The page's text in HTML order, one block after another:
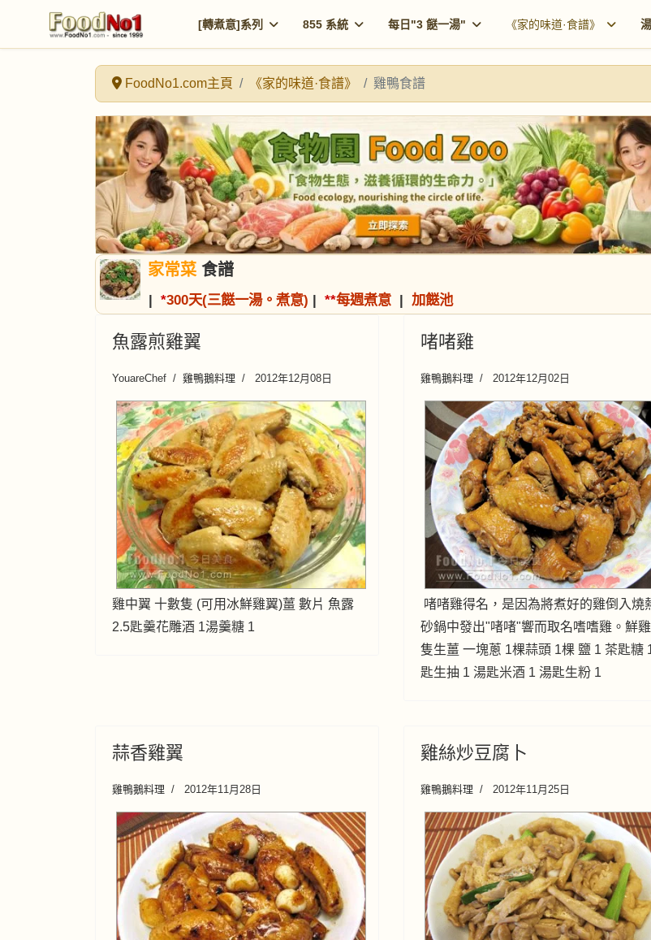
[轉煮意]系列 855 系統 每日"3 餸一湯" 《家的味道·食譜》
FoodNo1.com主頁 《家的味道·食譜》 雞鴨食譜
家常菜 食譜
| *300天(三餸一湯。煮意) | **每週煮意 | 加餸池
魚露煎雞翼
YouareChef 雞鴨鵝料理 2012年12月08日
雞中翼 十數隻 (可用冰鮮雞翼)薑 數片 魚露
2.5匙羹花雕酒 1湯羹糖 1
啫啫雞
雞鴨鵝料理 2012年12月02日
啫啫雞得名，是因為將煮好的雞倒入燒
砂鍋中發出"啫啫"響而取名嗜嗜雞。鮮
隻生薑 一塊蔥 1棵蒜頭 1棵 鹽 1 茶匙糖
匙生抽 1 湯匙米酒 1 湯匙生粉 1
蒜香雞翼
雞鴨鵝料理 2012年11月28日
雞絲炒豆腐卜
雞鴨鵝料理 2012年11月25日